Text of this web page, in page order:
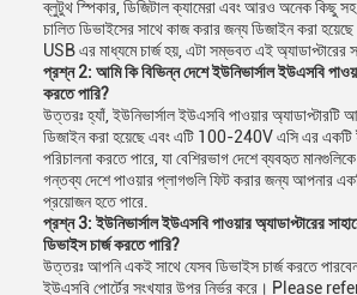
ব্লুটুথ স্পিকার, ডিজিটাল ক্যামেরা এবং আরও অনেক কিছু
চালিত ডিভাইসের সাথে কাজ করার জন্য ডিজাইন করা
USB এর মাধ্যমে চার্জ হয়, এটা সম্ভবত এই অ্যাডাপ্টারের
প্রশ্ন 2: আমি কি বিভিন্ন দেশে ইউনিভার্সাল ইউএসবি
করতে পারি?
উত্তরঃ হ্যাঁ, ইউনিভার্সাল ইউএসবি পাওয়ার অ্যাডাপ্টারটি
ডিজাইন করা হয়েছে এবং এটি 100-240V এসি এর একটি
পরিচালনা করতে পারে, যা বেশিরভাগ দেশে ব্যবহৃত
গন্তব্য দেশে পাওয়ার প্লাগগুলি ফিট করার জন্য আপনার
প্রয়োজন হতে পারে.
প্রশ্ন 3: ইউনিভার্সাল ইউএসবি পাওয়ার অ্যাডাপ্টারের
ডিভাইস চার্জ করতে পারি?
উত্তরঃ আপনি একই সাথে যেসব ডিভাইস চার্জ করতে
ইউএসবি পোর্টের সংখ্যার উপর নির্ভর করে। Please